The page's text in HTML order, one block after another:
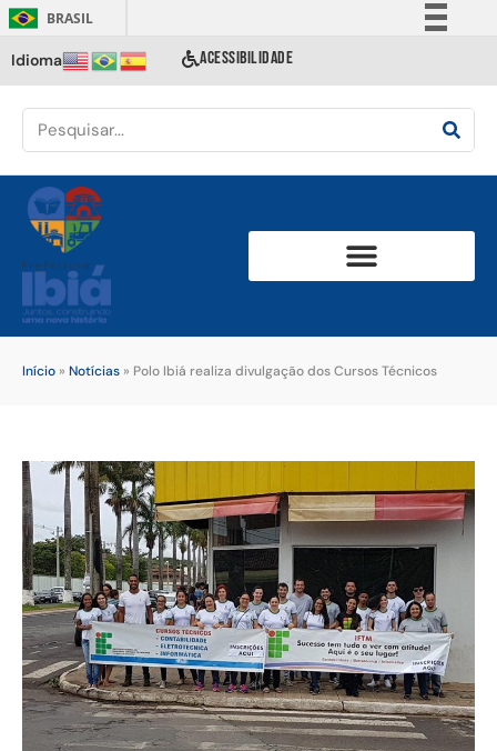
BRASIL
Comunica BR
Acesso à informação
Idioma ACESSIBILIDADE
Início » Notícias » Polo Ibiá realiza divulgação dos Cursos Técnicos